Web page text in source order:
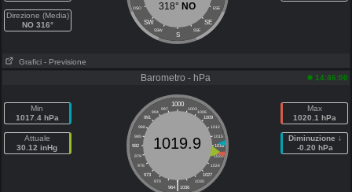
Direzione (Media)
NO 316°
OSO ESE
SW SE
SSW SSE
S
318° NO
Grafici - Previsione
Barometro - hPa 14:46:00
Min
1017.4 hPa
Attuale
30.12 inHg
1000
997 1003
994
1006
991
1009
988
1012
985
1015
982
1018
979
1021
976
1024
973
1027
970
1030
|
964 1036
1019.9
Max
1020.1 hPa
Diminuzione ↓
-0.20 hPa